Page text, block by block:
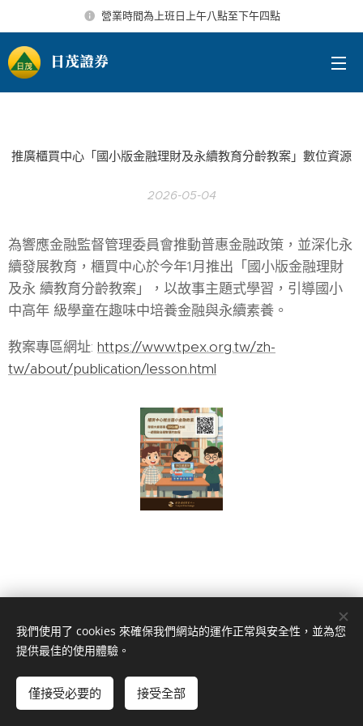
營業時間為上班日上午八點至下午四點
日茂證券
推廣櫃買中心「國小版金融理財及永續教育分齡教案」數位資源
2026-05-04
為響應金融監督管理委員會推動普惠金融政策，並深化永
續發展教育，櫃買中心於今年1月推出「國小版金融理財
及永 續教育分齡教案」，以故事主題式學習，引導國小
中高年 級學童在趣味中培養金融與永續素養。
教案專區網址: https://www.tpex.org.tw/zh-
tw/about/publication/lesson.html
南投縣草屯鎮草溪路1020號
049-2353266(草屯總公司)、
© 日茂證券股份有限公司
我們使用了 cookies 來確保我們網站的運作正常與安全性，並為您
提供最佳的使用體驗。
僅接受必要的 接受全部